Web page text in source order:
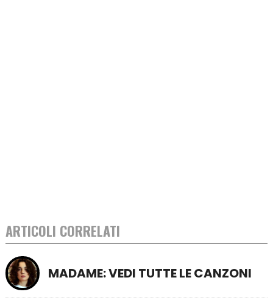
ARTICOLI CORRELATI
MADAME: VEDI TUTTE LE CANZONI